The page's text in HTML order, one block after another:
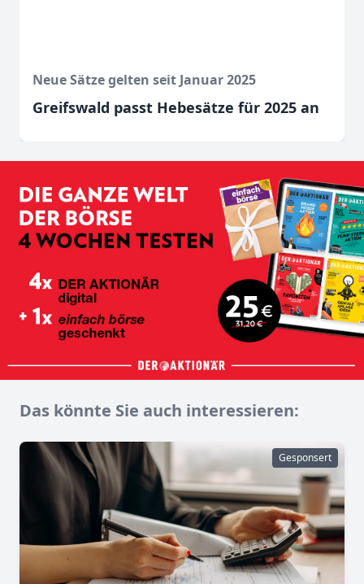
Neue Sätze gelten seit Januar 2025
Greifswald passt Hebesätze für 2025 an
Das könnte Sie auch interessieren:
Gesponsert